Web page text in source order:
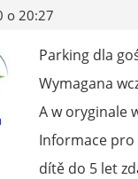
o 20:27
Parking dla
Wymagana
A w oryginale
Informace pro
dítě do 5 let